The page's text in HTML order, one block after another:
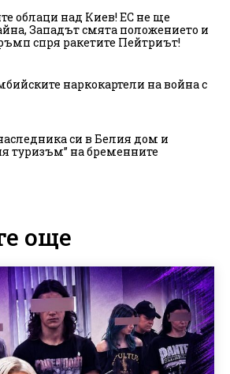
облаци над Киев! ЕС не ще
Западът смята положението и
спря ракетите Пейтриът!
наркокартели на война с
си в Белия дом и
туризъм” на бременните
още